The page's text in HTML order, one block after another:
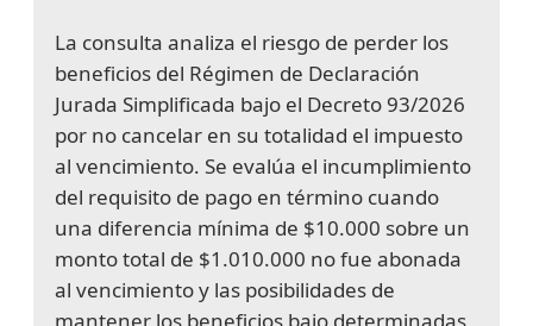
La consulta analiza el riesgo de perder los
beneficios del Régimen de Declaración
Jurada Simplificada bajo el Decreto 93/2026
por no cancelar en su totalidad el impuesto
al vencimiento. Se evalúa el incumplimiento
del requisito de pago en término cuando
una diferencia mínima de $10.000 sobre un
monto total de $1.010.000 no fue abonada
al vencimiento y las posibilidades de